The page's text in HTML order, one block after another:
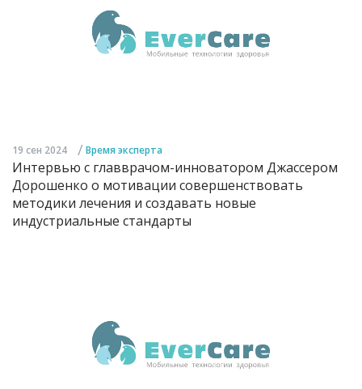
19 сен 2024 / Время эксперта
Интервью с главврачом-инноватором Джассером
Дорошенко о мотивации совершенствовать
методики лечения и создавать новые
индустриальные стандарты